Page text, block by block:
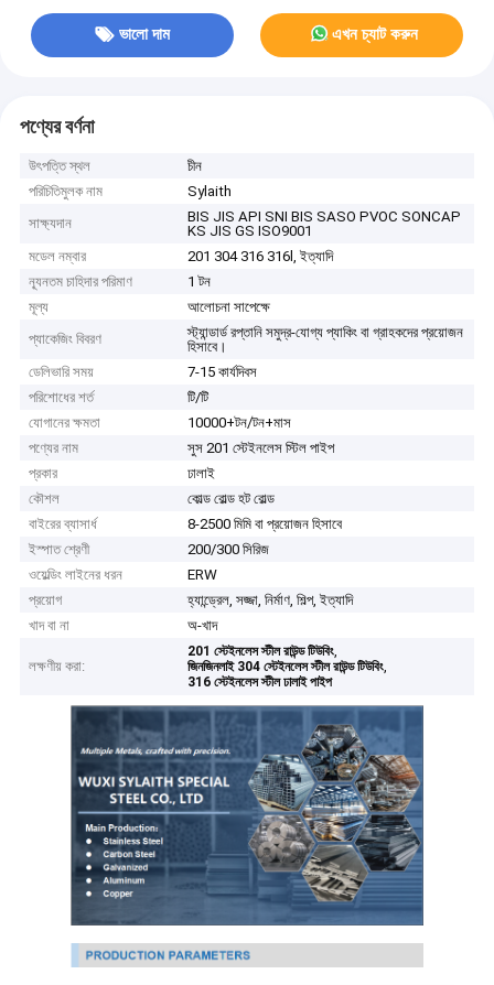
ভালো দাম এখন চ্যাট করুন
পণ্যের বর্ণনা
উৎপত্তি স্থল
চীন
পরিচিতিমুলক নাম
Sylaith
সাক্ষ্যদান
BIS JIS API SNI BIS SASO PVOC SONCAP
KS JIS GS ISO9001
মডেল নম্বার
201 304 316 316l, ইত্যাদি
ন্যূনতম চাহিদার পরিমাণ
1 টন
মূল্য
আলোচনা সাপেক্ষে
প্যাকেজিং বিবরণ
স্ট্যান্ডার্ড রপ্তানি সমুদ্র-যোগ্য প্যাকিং বা গ্রাহকদের প্রয়োজন
হিসাবে।
ডেলিভারি সময়
7-15 কার্যদিবস
পরিশোধের শর্ত
টি/টি
যোগানের ক্ষমতা
10000+টন/টন+মাস
পণ্যের নাম
সুস 201 স্টেইনলেস স্টিল পাইপ
প্রকার
ঢালাই
কৌশল
কোল্ড রোল্ড হট রোল্ড
বাইরের ব্যাসার্ধ
8-2500 মিমি বা প্রয়োজন হিসাবে
ইস্পাত শ্রেণী
200/300 সিরিজ
ওয়েল্ডিং লাইনের ধরন
ERW
প্রয়োগ
হ্যান্ড্রেল, সজ্জা, নির্মাণ, শিল্প, ইত্যাদি
খাদ বা না
অ-খাদ
লক্ষণীয় করা:
201 স্টেইনলেস স্টীল রাউন্ড টিউবিং,
জিনজিনলাই 304 স্টেইনলেস স্টীল রাউন্ড টিউবিং,
316 স্টেইনলেস স্টীল ঢালাই পাইপ